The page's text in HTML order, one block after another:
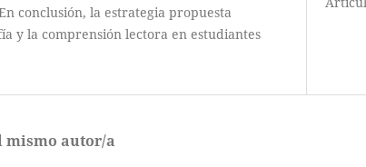
conclusión, la estrategia propuesta
y la comprensión lectora en estudiantes
mismo autor/a